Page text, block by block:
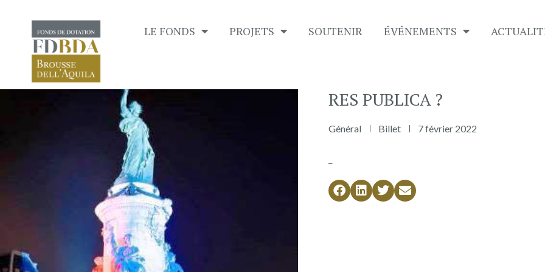
LE FONDS PROJETS SOUTENIR É​VÉNEMENTS
RES PUBLICA ?
Général Billet 7 février 2022